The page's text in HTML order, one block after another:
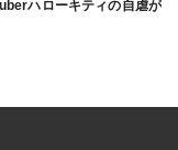
ハローキティの自虐が